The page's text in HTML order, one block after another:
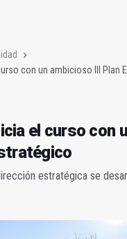
con un ambicioso III Plan
el curso con
estratégica se